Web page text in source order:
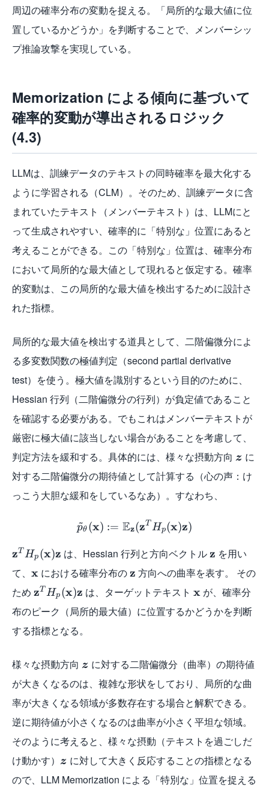
周辺の確率分布の変動を捉える。「局所的な最大値に位
置しているかどうか」を判断することで、メンバーシッ
プ推論攻撃を実現している。
Memorization による傾向に基づいて
確率的変動が導出されるロジック
(4.3)
LLMは、訓練データのテキストの同時確率を最大化する
ように学習される（CLM）。そのため、訓練データに含
まれていたテキスト（メンバーテキスト）は、LLMにと
って生成されやすい、確率的に「特別な」位置にあると
考えることができる。この「特別な」位置は、確率分布
において局所的な最大値として現れると仮定する。確率
的変動は、この局所的な最大値を検出するために設計さ
れた指標。
局所的な最大値を検出する道具として、二階偏微分によ
る多変数関数の極値判定（second partial derivative
test）を使う。極大値を識別するという目的のために、
Hessian 行列（二階偏微分の行列）が負定値であること
を確認する必要がある。でもこれはメンバーテキストが
厳密に極大値に該当しない場合があることを考慮して、
判定方法を緩和する。具体的には、様々な摂動方向 z に
対する二階偏微分の期待値として計算する（心の声：け
っこう大胆な緩和をしているなあ）。すなわち、
p
~
θ (x) := Ez(zT Hp(x)z)
zT Hp (x)z は、Hessian 行列と方向ベクトル z を用い
て、 x における確率分布の z 方向への曲率を表す。 その
ため zT Hp (x)z は、ターゲットテキスト x が、確率分
布のピーク（局所的最大値）に位置するかどうかを判断
する指標となる。
様々な摂動方向 z に対する二階偏微分（曲率）の期待値
が大きくなるのは、複雑な形状をしており、局所的な曲
率が大きくなる領域が多数存在する場合と解釈できる。
逆に期待値が小さくなるのは曲率が小さく平坦な領域。
そのように考えると、様々な摂動（テキストを過ごしだ
け動かす）
z に対して大きく反応することの指標となる
ので、LLM Memorization による「特別な」位置を捉える